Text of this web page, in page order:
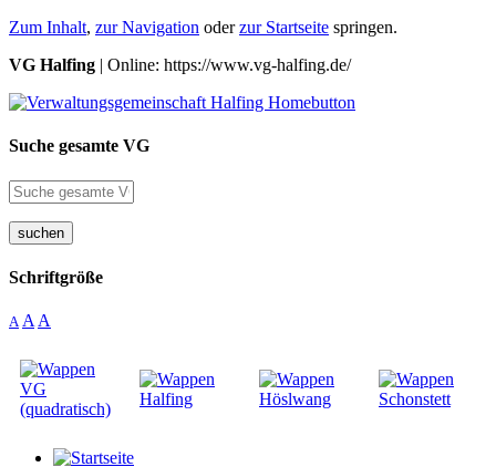
Zum Inhalt, zur Navigation oderzur Startseite springen.
VG Halfing | Online: https://www.vg-halfing.de/
Suche gesamte VG
suchen
Schriftgröße
A A A